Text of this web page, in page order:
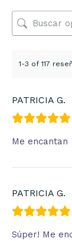
1-3 of 117
PATRICIA G.
Me encantan
PATRICIA G.
Súper! Me